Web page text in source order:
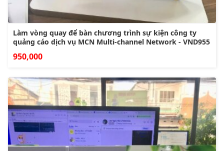
Làm vòng quay để bàn chương trình sự kiện công ty
quảng cáo dịch vụ MCN Multi-channel Network - VND955
950,000